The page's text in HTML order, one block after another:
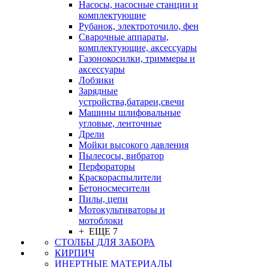
Насосы, насосные станции и
комплектующие
Рубанок, электроточило, фен
Сварочные аппараты,
комплектующие, аксессуары
Газонокосилки, триммеры и
аксессуары
Лобзики
Зарядные
устройства,батареи,свечи
Машины шлифовальные
угловые, ленточные
Дрели
Мойки высокого давления
Пылесосы, вибратор
Перфораторы
Краскораспылители
Бетоносмесители
Пилы, цепи
Мотокультиваторы и
мотоблоки
+ ЕЩЕ 7
СТОЛБЫ ДЛЯ ЗАБОРА
КИРПИЧ
ИНЕРТНЫЕ МАТЕРИАЛЫ